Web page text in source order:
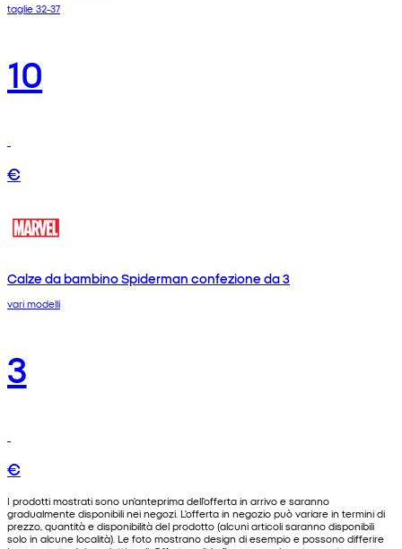
taglie 32-37
10
€
Calze da bambino Spiderman confezione da 3
vari modelli
3
€
I prodotti mostrati sono un'anteprima dell'offerta in arrivo e saranno
gradualmente disponibili nei negozi. L'offerta in negozio può variare in termini di
prezzo, quantità e disponibilità del prodotto (alcuni articoli saranno disponibili
solo in alcune località). Le foto mostrano design di esempio e possono differire